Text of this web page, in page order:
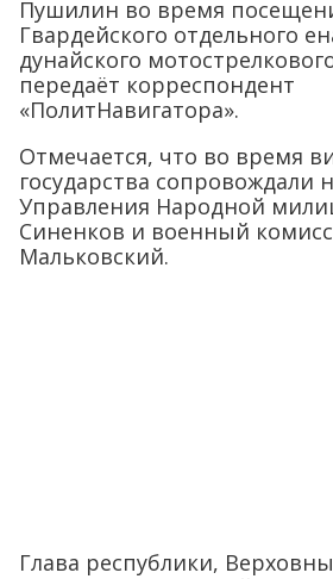
Пушилин во время
Гвардейского отдельного
дунайского
передаёт корреспондент
«ПолитНавигатора».
Отмечается, что во время
государства сопровождали
Управления Народной
Синенков и военный
Мальковский.
Глава республики,